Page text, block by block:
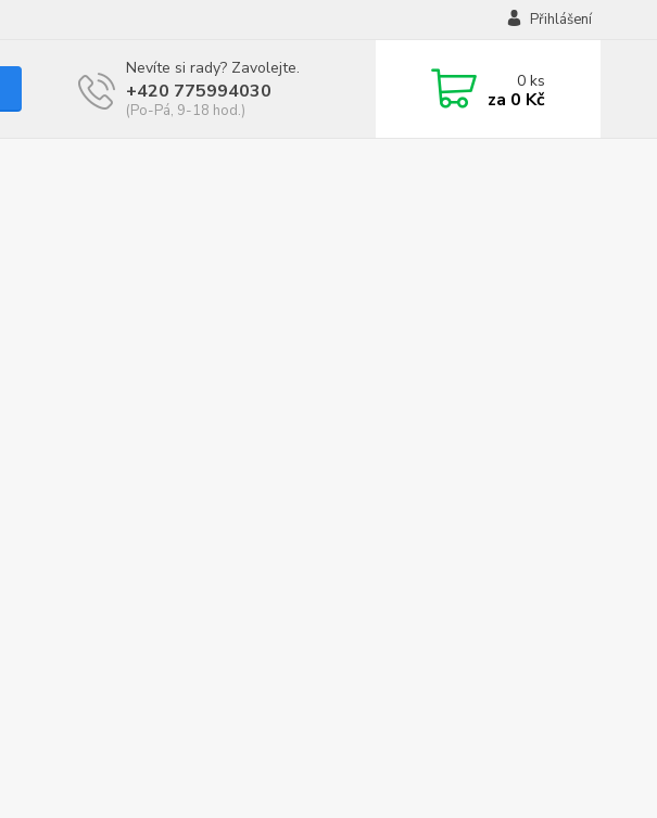
Přihlášení
Nevíte si rady? Zavolejte.
+420 775994030
(Po-Pá, 9-18 hod.)
0ks
za 0 Kč